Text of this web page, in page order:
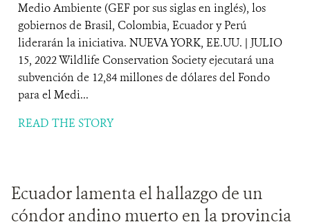
Medio Ambiente (GEF por sus siglas en inglés), los
gobiernos de Brasil, Colombia, Ecuador y Perú
liderarán la iniciativa. NUEVA YORK, EE.UU. | JULIO
15, 2022 Wildlife Conservation Society ejecutará una
subvención de 12,84 millones de dólares del Fondo
para el Medi...
READ THE STORY
Ecuador lamenta el hallazgo de un
cóndor andino muerto en la provincia